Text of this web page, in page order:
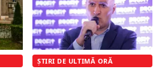
ȘTIRI DE ULTIMĂ ORĂ